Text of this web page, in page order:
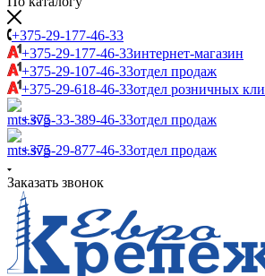
+375-29-177-46-33
+375-29-177-46-33интернет-магазин
+375-29-107-46-33отдел продаж
+375-29-618-46-33отдел розничных
+375-33-389-46-33отдел продаж
+375-29-877-46-33отдел продаж
Заказать звонок